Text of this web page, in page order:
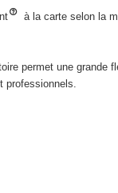
à la carte selon la
permet une
professionnels.